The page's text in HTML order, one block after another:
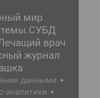
мир
врач
журнал
данными
аналитики